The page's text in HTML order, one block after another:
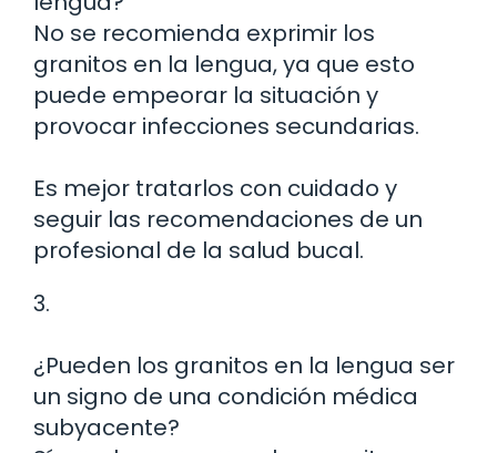
No se recomienda exprimir los
granitos en la lengua, ya que esto
puede empeorar la situación y
provocar infecciones secundarias.
Es mejor tratarlos con cuidado y
seguir las recomendaciones de un
profesional de la salud bucal.
3.
¿Pueden los granitos en la lengua ser
un signo de una condición médica
subyacente?